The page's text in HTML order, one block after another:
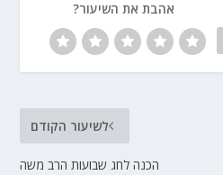
אהבת את השיעור?
לשיעור הקודם
הכנה לחג שבועות הרב משה